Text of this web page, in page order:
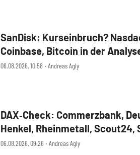
06.08.2026, 10:58 ‧ Andreas Agly
SanDisk: Kurseinbruch?
Coinbase, Bitcoin in der
06.08.2026, 09:26 ‧ Andreas Agly
DAX‑Check: Commerzbank,
Henkel, Rheinmetall, Scout24,
SUSS MicroTec, United Internet